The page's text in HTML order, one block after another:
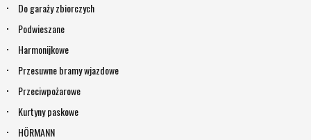
Do garaży zbiorczych
Podwieszane
Harmonijkowe
Przesuwne bramy wjazdowe
Przeciwpożarowe
Kurtyny paskowe
HÖRMANN